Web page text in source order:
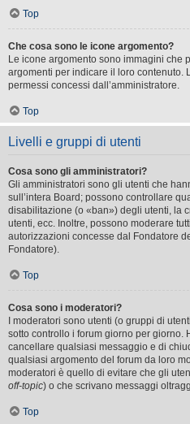
Top
Che cosa sono le icone argomento?
Le icone argomento sono immagini che
argomenti per indicare il loro contenuto.
permessi concessi dall’amministratore.
Top
Livelli e gruppi di utenti
Cosa sono gli amministratori?
Gli amministratori sono gli utenti che
sull’intera Board; possono controllare
disabilitazione (o «ban») degli utenti, la
utenti, ecc. Inoltre, possono moderare
autorizzazioni concesse dal Fondatore
Fondatore).
Top
Cosa sono i moderatori?
I moderatori sono utenti (o gruppi di
sotto controllo i forum giorno per giorno.
cancellare qualsiasi messaggio e di
qualsiasi argomento del forum da loro
moderatori è quello di evitare che gli
off-topic) o che scrivano messaggi
Top